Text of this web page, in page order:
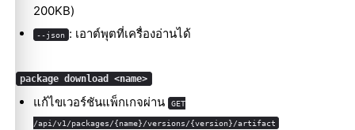
200KB)
--json : เอาต์พุตที่เครื่องอ่านได้
package download <name>
แก้ไขเวอร์ชันแพ็กเกจผ่าน GET
/api/v1/packages/{name}/versions/{version}/artifact